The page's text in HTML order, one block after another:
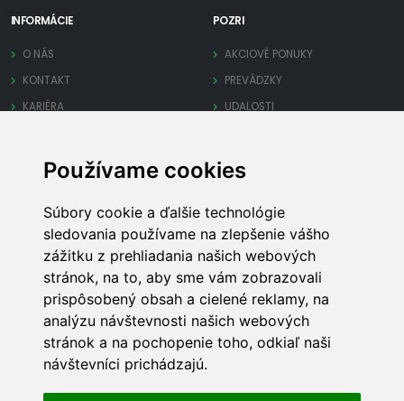
Používame cookies
Súbory cookie a ďalšie technológie
sledovania používame na zlepšenie vášho
zážitku z prehliadania našich webových
stránok, na to, aby sme vám zobrazovali
prispôsobený obsah a cielené reklamy, na
analýzu návštevnosti našich webových
stránok a na pochopenie toho, odkiaľ naši
návštevníci prichádzajú.
INFORMÁCIE
O NÁS
KONTAKT
KARIÉRA
POZRI
AKCIOVÉ PONUKY
PREVÁDZKY
UDALOSTI
PRE FIRMY
PRIDAJ FIRMU
SPRAVUJ FIRMU
OBCHODNÉ PODMIENKY
INÉ
MAPA STRÁNKY
REKLAMA
TECHNICKÁ PODPORA